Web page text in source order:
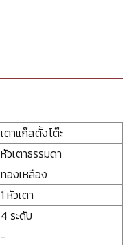
เตาแก๊สตั้งโต๊ะ
หัวเตาธรรมดา
ทองเหลือง
1 หัวเตา
4 ระดับ
-